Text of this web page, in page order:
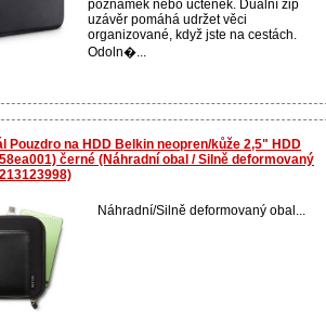
poznámek nebo účtenek. Duální zip
uzávěr pomáhá udržet věci
organizované, když jste na cestách.
Odoln�...
Pouzdro na HDD Belkin neopren/kůže 2,5" HDD
černé (Náhradní obal / Silně deformovaný
Náhradní/Silně deformovaný obal...